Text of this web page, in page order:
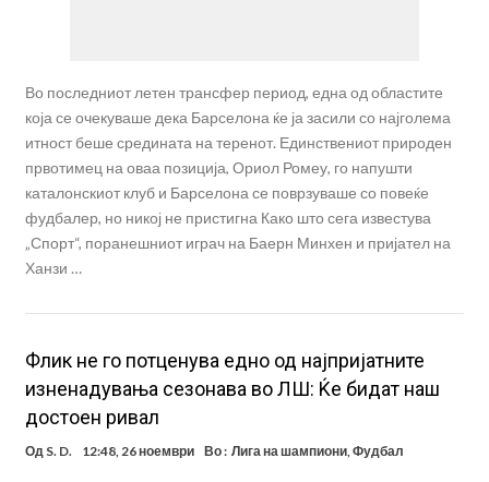
Во последниот летен трансфер период, една од областите
која се очекуваше дека Барселона ќе ја засили со најголема
итност беше средината на теренот. Единствениот природен
првотимец на оваа позиција, Ориол Ромеу, го напушти
каталонскиот клуб и Барселона се поврзуваше со повеќе
фудбалер, но никој не пристигна Како што сега известува
„Спорт“, поранешниот играч на Баерн Минхен и пријател на
Ханзи …
Флик не го потценува едно од најпријатните
изненадувања сезонава во ЛШ: Ќе бидат наш
достоен ривал
Од S. D. 12:48, 26 ноември Во : Лига на шампиони, Фудбал